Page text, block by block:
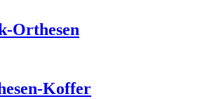
Orthesen
Koffer